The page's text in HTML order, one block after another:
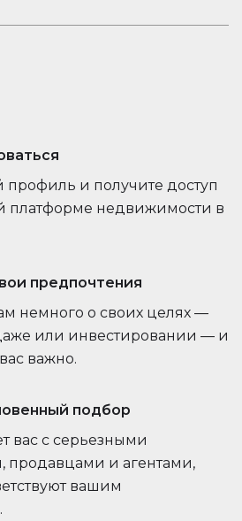
и эффективнее, чем
вопросы, делитесь
— всё в одном
профиль и получите доступ
платформе недвижимости в
предпочтения
немного о своих целях —
или инвестировании — и
важно.
подбор
вас с серьезными
продавцами и агентами,
вашим